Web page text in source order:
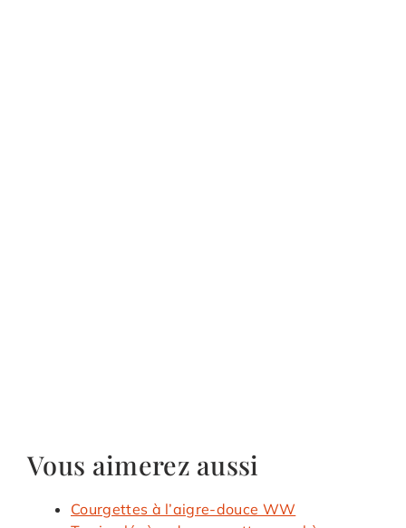
Vous aimerez aussi
Courgettes à l’aigre-douce WW